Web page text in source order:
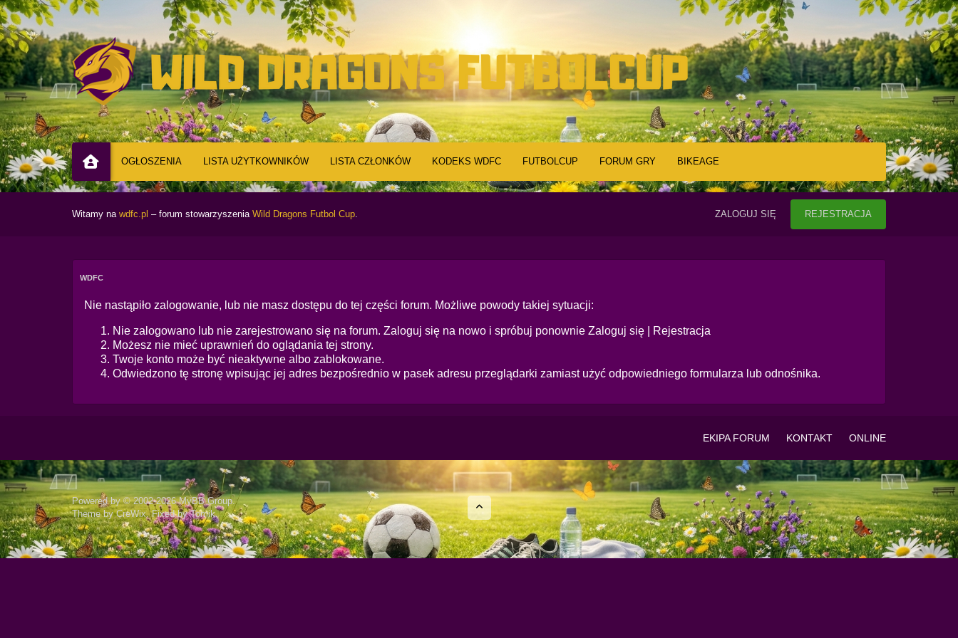
OGŁOSZENIA LISTA UŻYTKOWNIKÓW LISTA CZŁONKÓW KODEKS WDFC FUTBOLCUP FORUM GRY BIKEAGE
ZALOGUJ SIĘ REJESTRACJA
Witamy na wdfc.pl – forum stowarzyszenia Wild Dragons Futbol Cup.
WDFC
Nie nastąpiło zalogowanie, lub nie masz dostępu do tej części forum. Możliwe powody takiej sytuacji:
Nie zalogowano lub nie zarejestrowano się na forum. Zaloguj się na nowo i spróbuj ponownie Zaloguj się|
Rejestracja
Możesz nie mieć uprawnień do oglądania tej strony.
Twoje konto może być nieaktywne albo zablokowane.
Odwiedzono tę stronę wpisując jej adres bezpośrednio w pasek adresu przeglądarki zamiast użyć odpowiedniego formularza lub odnośnika.
EKIPA FORUM KONTAKT ONLINE
Powered by © 2002-2026MyBB Group.
Theme byCreWix. Fixed byTomik.